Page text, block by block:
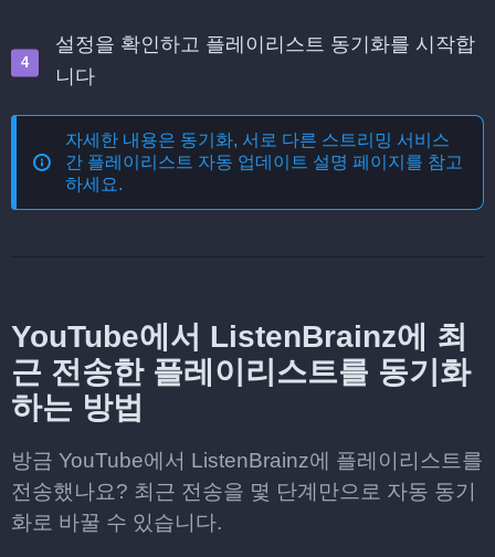
설정을 확인하고 플레이리스트 동기화를 시작합
니다
자세한 내용은 동기화, 서로 다른 스트리밍 서비스
간 플레이리스트 자동 업데이트 설명 페이지를 참고
하세요.
YouTube에서 ListenBrainz에 최
근 전송한 플레이리스트를 동기화
하는 방법
방금 YouTube에서 ListenBrainz에 플레이리스트를
전송했나요? 최근 전송을 몇 단계만으로 자동 동기
화로 바꿀 수 있습니다.